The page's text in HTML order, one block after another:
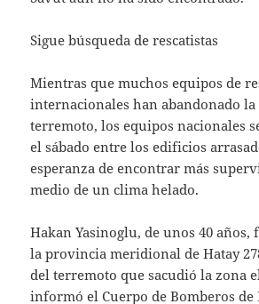
Sigue búsqueda de rescatistas
Mientras que muchos equipos de
internacionales han abandonado la
terremoto, los equipos nacionales
el sábado entre los edificios
esperanza de encontrar más
medio de un clima helado.
Hakan Yasinoglu, de unos 40 años,
la provincia meridional de Hatay
del terremoto que sacudió la zona
informó el Cuerpo de Bomberos de